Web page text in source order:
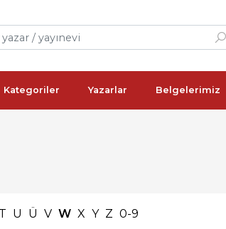
Kategoriler Yazarlar Belgelerimiz
T U Ü V W X Y Z 0-9